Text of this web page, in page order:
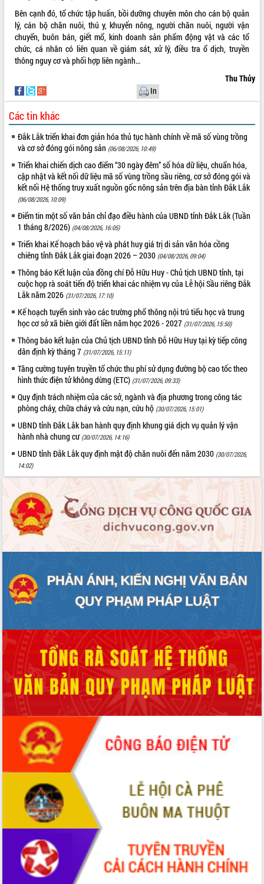
Bên cạnh đó, tổ chức tập huấn, bồi dưỡng chuyên môn cho cán bộ quản
lý, cán bộ chăn nuôi, thú y, khuyến nông, người chăn nuôi, người vận
chuyển, buôn bán, giết mổ, kinh doanh sản phẩm động vật và các tổ
chức, cá nhân có liên quan về giám sát, xử lý, điều tra ổ dịch, truyền
thông nguy cơ và phối hợp liên ngành…
Thu Thủy
In
Các tin khác
Đắk Lắk triển khai đơn giản hóa thủ tục hành chính về mã số vùng trồng
và cơ sở đóng gói nông sản (06/08/2026, 10:49)
Triển khai chiến dịch cao điểm “30 ngày đêm” số hóa dữ liệu, chuẩn hóa,
cập nhật và kết nối dữ liệu mã số vùng trồng sầu riêng, cơ sở đóng gói và
kết nối Hệ thống truy xuất nguồn gốc nông sản trên địa bàn tỉnh Đắk Lắk
(06/08/2026, 10:09)
Điểm tin một số văn bản chỉ đạo điều hành của UBND tỉnh Đắk Lắk (Tuần
1 tháng 8/2026) (04/08/2026, 16:05)
Triển khai Kế hoạch bảo vệ và phát huy giá trị di sản văn hóa cồng
chiêng tỉnh Đắk Lắk giai đoạn 2026 – 2030 (04/08/2026, 09:04)
Thông báo Kết luận của đồng chí Đỗ Hữu Huy - Chủ tịch UBND tỉnh, tại
cuộc họp rà soát tiến độ triển khai các nhiệm vụ của Lễ hội Sầu riêng Đắk
Lắk năm 2026 (31/07/2026, 17:10)
Kế hoạch tuyển sinh vào các trường phổ thông nội trú tiểu học và trung
học cơ sở xã biên giới đất liền năm học 2026 - 2027 (31/07/2026, 15:50)
Thông báo kết luận của Chủ tịch UBND tỉnh Đỗ Hữu Huy tại kỳ tiếp công
dân định kỳ tháng 7 (31/07/2026, 15:11)
Tăng cường tuyên truyền tổ chức thu phí sử dụng đường bộ cao tốc theo
hình thức điện tử không dừng (ETC) (31/07/2026, 09:33)
Quy định trách nhiệm của các sở, ngành và địa phương trong công tác
phòng cháy, chữa cháy và cứu nạn, cứu hộ (30/07/2026, 15:01)
UBND tỉnh Đắk Lắk ban hành quy định khung giá dịch vụ quản lý vận
hành nhà chung cư (30/07/2026, 14:16)
UBND tỉnh Đắk Lắk quy định mật độ chăn nuôi đến năm 2030 (30/07/2026,
14:02)